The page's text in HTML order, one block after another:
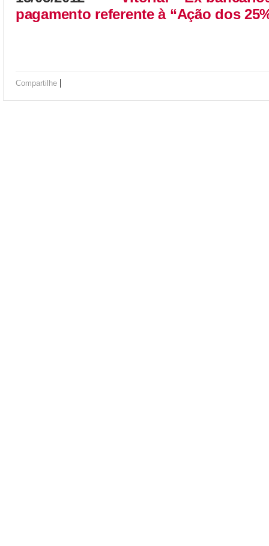
pagamento referente à “Ação dos
Compartilhe |